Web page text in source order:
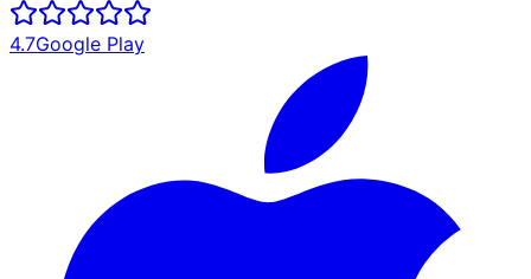
4.7Google Play